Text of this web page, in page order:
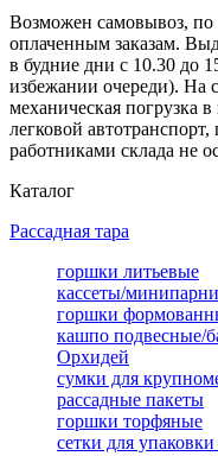
Возможен самовывоз,
оплаченным заказам.
в будние дни с 10.30 до
избежании очереди). На
механическая погрузка
легковой
работниками склада не
Каталог
Рассадная тара
горшки литьевые
кассеты/
горшки
кашпо подвесные/
Орхидей
сумки для
рассадные пакеты
горшки торфяные
сетки для